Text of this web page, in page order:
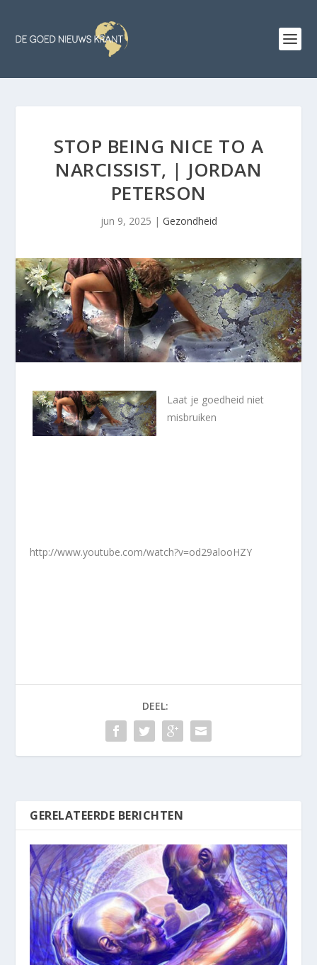
STOP BEING NICE TO A
NARCISSIST, | JORDAN
PETERSON
jun 9, 2025 | Gezondheid
Laat je goedheid niet
misbruiken
http://www.youtube.com/watch?v=od29alooHZY
DEEL:
GERELATEERDE BERICHTEN